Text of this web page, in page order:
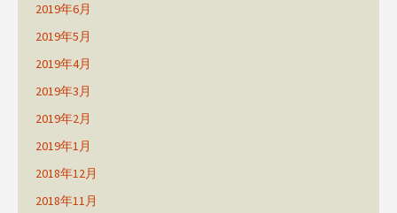
2019年6月
2019年5月
2019年4月
2019年3月
2019年2月
2019年1月
2018年12月
2018年11月